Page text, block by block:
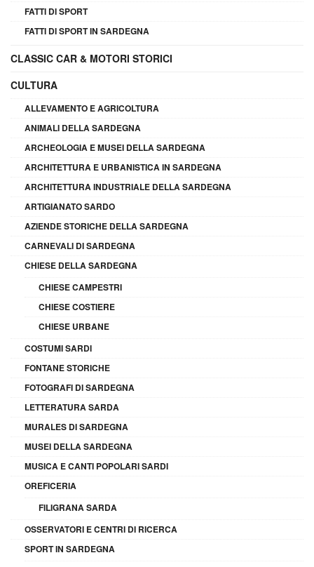
FATTI DI SPORT
FATTI DI SPORT IN SARDEGNA
CLASSIC CAR & MOTORI STORICI
CULTURA
ALLEVAMENTO E AGRICOLTURA
ANIMALI DELLA SARDEGNA
ARCHEOLOGIA E MUSEI DELLA SARDEGNA
ARCHITETTURA E URBANISTICA IN SARDEGNA
ARCHITETTURA INDUSTRIALE DELLA SARDEGNA
ARTIGIANATO SARDO
AZIENDE STORICHE DELLA SARDEGNA
CARNEVALI DI SARDEGNA
CHIESE DELLA SARDEGNA
CHIESE CAMPESTRI
CHIESE COSTIERE
CHIESE URBANE
COSTUMI SARDI
FONTANE STORICHE
FOTOGRAFI DI SARDEGNA
LETTERATURA SARDA
MURALES DI SARDEGNA
MUSEI DELLA SARDEGNA
MUSICA E CANTI POPOLARI SARDI
OREFICERIA
FILIGRANA SARDA
OSSERVATORI E CENTRI DI RICERCA
SPORT IN SARDEGNA